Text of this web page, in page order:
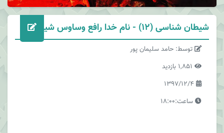
شیطان شناسی (12) - نام خدا رافع وساوس شیطان
توسط: حامد سلیمان پور
ساعت:18:00